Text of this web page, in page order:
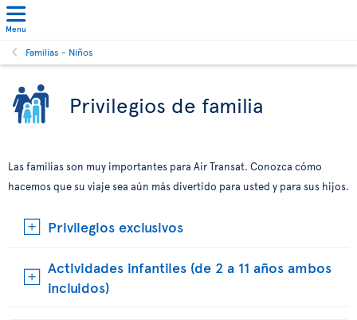
Menu
Familias - Niños
Privilegios de familia
Las familias son muy importantes para Air Transat. Conozca cómo
hacemos que su viaje sea aún más divertido para usted y para sus hijos.
Privilegios exclusivos
Actividades infantiles (de 2 a 11 años ambos
incluidos)